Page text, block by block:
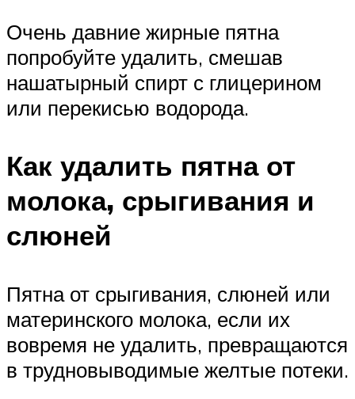
Очень давние жирные пятна
попробуйте удалить, смешав
нашатырный спирт с глицерином
или перекисью водорода.
Как удалить пятна от
молока, срыгивания и
слюней
Пятна от срыгивания, слюней или
материнского молока, если их
вовремя не удалить, превращаются
в трудновыводимые желтые потеки.